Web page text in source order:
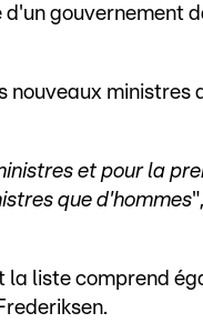
gouvernement
nouveaux ministres
et pour la
que d'hommes
la liste comprend